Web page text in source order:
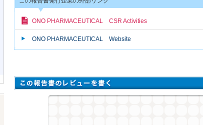
ONO PHARMACEUTICAL CSR Activities
ONO PHARMACEUTICAL Website